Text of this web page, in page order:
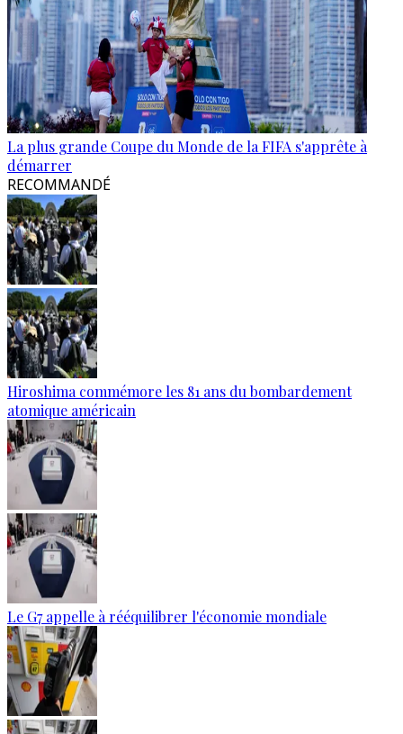
La plus grande Coupe du Monde de la FIFA s'apprête à
démarrer
RECOMMANDÉ
Hiroshima commémore les 81 ans du bombardement
atomique américain
Le G7 appelle à rééquilibrer l'économie mondiale